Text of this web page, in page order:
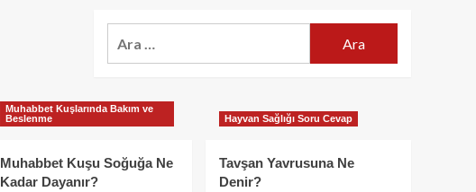
Muhabbet Kuşlarında Bakım ve
Beslenme
Muhabbet Kuşu Soğuğa Ne
Kadar Dayanır?
Hayvan Sağlığı Soru Cevap
Tavşan Yavrusuna Ne
Denir?